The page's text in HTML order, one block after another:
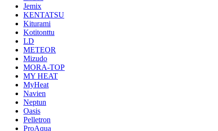
Jemix
KENTATSU
Kiturami
Kotitonttu
LD
METEOR
Mizudo
MORA-TOP
MY HEAT
MyHeat
Navien
Neptun
Oasis
Pelletron
ProAqua